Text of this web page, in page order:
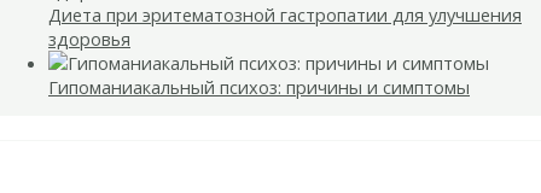
Диета при эритематозной гастропатии для улучшения
здоровья
Гипоманиакальный психоз: причины и симптомы